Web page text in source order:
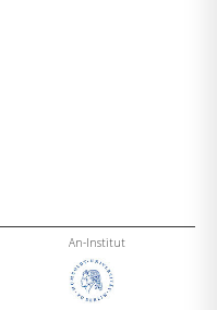
An-Institut